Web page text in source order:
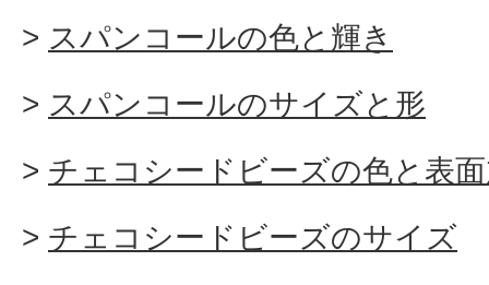
スパンコールの色と輝き
スパンコールのサイズと形
チェコシードビーズの色と表
チェコシードビーズのサイズ